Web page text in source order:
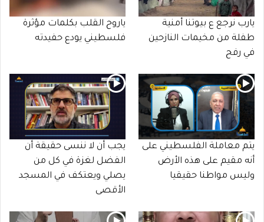
يارب نرجع ع بيوتنا أمنية
طفلة من مخيمات النازحين
في رفح
ياروح القلب بكلمات مؤثرة
فلسطيني يودع حفيدته
يتم معاملة الفلسطيني على
أنه مقيم على هذه الأرض
وليس مواطنا حقيقيا
يجب أن لا ننسى حقيقة أن
الفضل لغزة في كل من
يصلي ويعتكف في المسجد
الأقصى